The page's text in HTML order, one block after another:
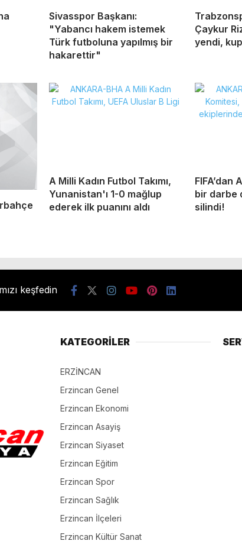
Sivasspor Başkanı:
"Yabancı hakem istemek
Türk futboluna yapılmış bir
hakarettir"
Çaykur
yendi,
A Milli Kadın Futbol Takımı,
Yunanistan'ı 1-0 mağlup
ederek ilk puanını aldı
FIFA’dan
bir darbe
silindi!
keşfedin
KATEGORİLER
ERZİNCAN
Erzincan Genel
Erzincan Ekonomi
Erzincan Asayiş
Erzincan Siyaset
Erzincan Eğitim
Erzincan Spor
Erzincan Sağlık
Erzincan İlçeleri
Erzincan Kültür Sanat